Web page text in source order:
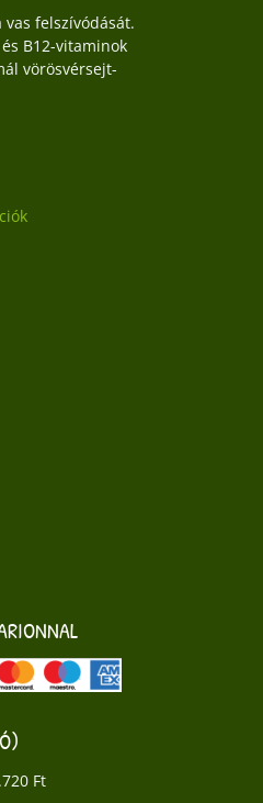
vas felszívódását.
B12-vitaminok
vörösvérsejt-
Ft